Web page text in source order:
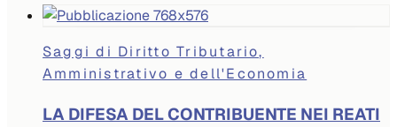
Saggi di Diritto Tributario,
Amministrativo e dell'Economia
LA DIFESA DEL CONTRIBUENTE NEI REATI